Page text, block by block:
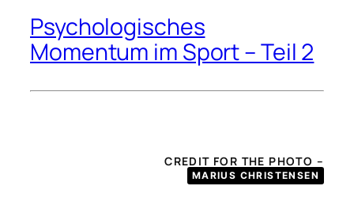
Psychologisches
Momentum im Sport – Teil 2
CREDIT FOR THE PHOTO –
MARIUS CHRISTENSEN